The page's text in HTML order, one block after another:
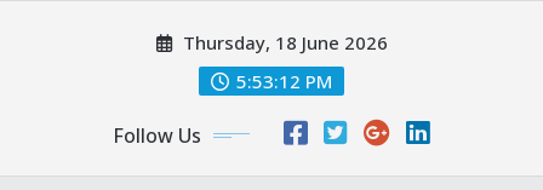
Thursday, 18 June 2026
5:53:13 PM
Follow Us